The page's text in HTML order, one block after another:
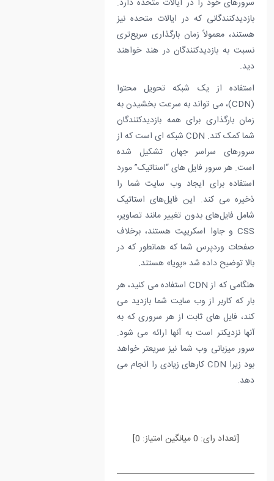
سرورهای خود را در ایالات متحده دارد.
بازدیدکنندگانی که در ایالات متحده نیز
هستند، معمولاً زمان بارگذاری سریع‌تری
نسبت به بازدیدکنندگان در هند خواهند
دید.
استفاده از یک شبکه تحویل محتوا
(CDN)، می تواند به سرعت بخشیدن به
زمان بارگذاری برای همه بازدیدکنندگان
شما کمک کند. CDN شبکه ای است که از
سرورهای سراسر جهان تشکیل شده
است. هر سرور فایل های “استاتیک” مورد
استفاده برای ایجاد وب سایت شما را
ذخیره می کند. این فایل‌های استاتیک
شامل فایل‌های بدون تغییر مانند تصاویر،
CSS و جاوا اسکریپت هستند، برخلاف
صفحات وردپرس شما که همانطور که در
بالا توضیح داده شد «پویا» هستند.
هنگامی که از CDN استفاده می کنید، هر
بار که کاربر از وب سایت شما بازدید می
کند، فایل های ثابت از هر سروری که به
آنها نزدیکتر است به آنها ارائه می شود.
سرور میزبانی وب شما نیز سریعتر خواهد
بود زیرا CDN کارهای زیادی را انجام می
دهد.
[تعداد رای:0میانگین امتیاز:0
]